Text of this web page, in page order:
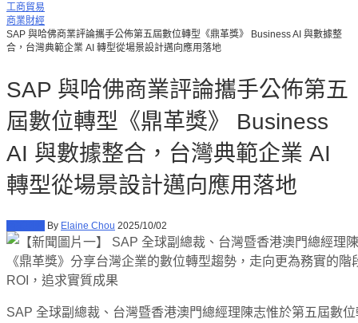
工商貿易
商業財經
SAP 與哈佛商業評論攜手公佈第五屆數位轉型《鼎革獎》 Business AI 與數據整
合，台灣典範企業 AI 轉型從場景設計邁向應用落地
SAP 與哈佛商業評論攜手公佈第五
屆數位轉型《鼎革獎》 Business
AI 與數據整合，台灣典範企業 AI
轉型從場景設計邁向應用落地
By Elaine Chou 2025/10/02
SAP 全球副總裁、台灣暨香港澳門總經理陳志惟於第五屆數